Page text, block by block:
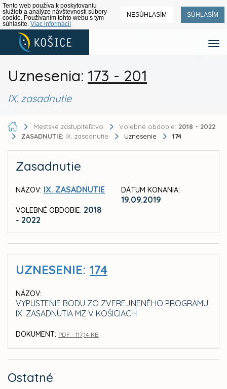
Tento web používa k poskytovaniu
služieb a analýze návštevnosti súbory
cookie. Používaním tohto webu s tým
súhlasíte. Viac informácií
NESÚHLASÍM SÚHLASÍM
Uznesenia: 173 - 201
IX. zasadnutie
Mestské zastupiteľstvo Volebné obdobie: 2018 - 2022
ZASADNUTIE: IX. zasadnutie Uznesenie 174
Zasadnutie
NÁZOV: IX. ZASADNUTIE
VOLEBNÉ OBDOBIE: 2018
- 2022
DÁTUM KONANIA:
19.09.2019
UZNESENIE: 174
NÁZOV:
VYPUSTENIE BODU ZO ZVEREJNENÉHO PROGRAMU
IX. ZASADNUTIA MZ V KOŠICIACH
DOKUMENT: PDF - 117,14 KB
Ostatné